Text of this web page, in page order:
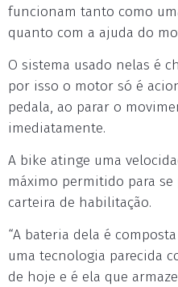
funcionam tanto como
quanto com a ajuda do
O sistema usado nelas é
por isso o motor só é
pedala, ao parar o
imediatamente.
A bike atinge uma
máximo permitido para se
carteira de habilitação.
“A bateria dela é
uma tecnologia parecida
de hoje e é ela que